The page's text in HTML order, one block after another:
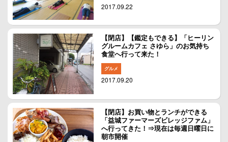
2017.09.22
【閉店】【鑑定もできる】「ヒーリン
グルームカフェ さゆら」のお気持ち
食堂へ行って来た！
グルメ
2017.09.20
【閉店】お買い物とランチができる
「益城ファーマーズビレッジファム」
へ行ってきた！⇒現在は毎週日曜日に
朝市開催